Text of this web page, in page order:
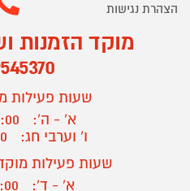
הצהרת נגישות
מוקד הזמנות
שעות פעילות
א' - ה':
18:00
ו' וערבי חג:
שעות פעילות
א' - ד':
16:30